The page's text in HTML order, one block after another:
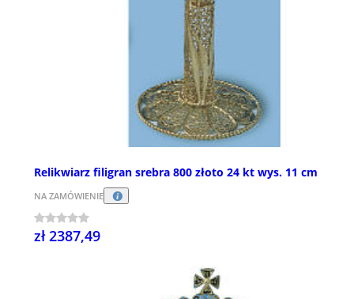
Relikwiarz filigran srebra 800 złoto 24 kt wys. 11 cm
NA ZAMÓWIENIE
zł 2387,49